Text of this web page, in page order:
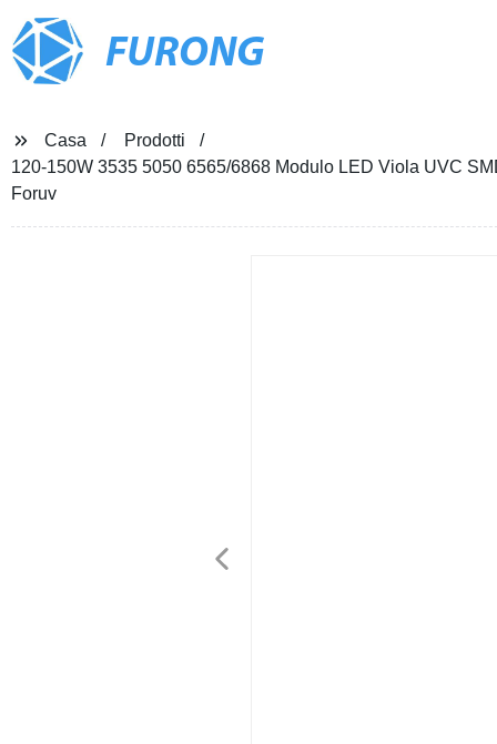
FURONG
Casa
Prodotti
120-150W 3535 5050 6565/6868 Modulo LED Viola UVC
Foruv